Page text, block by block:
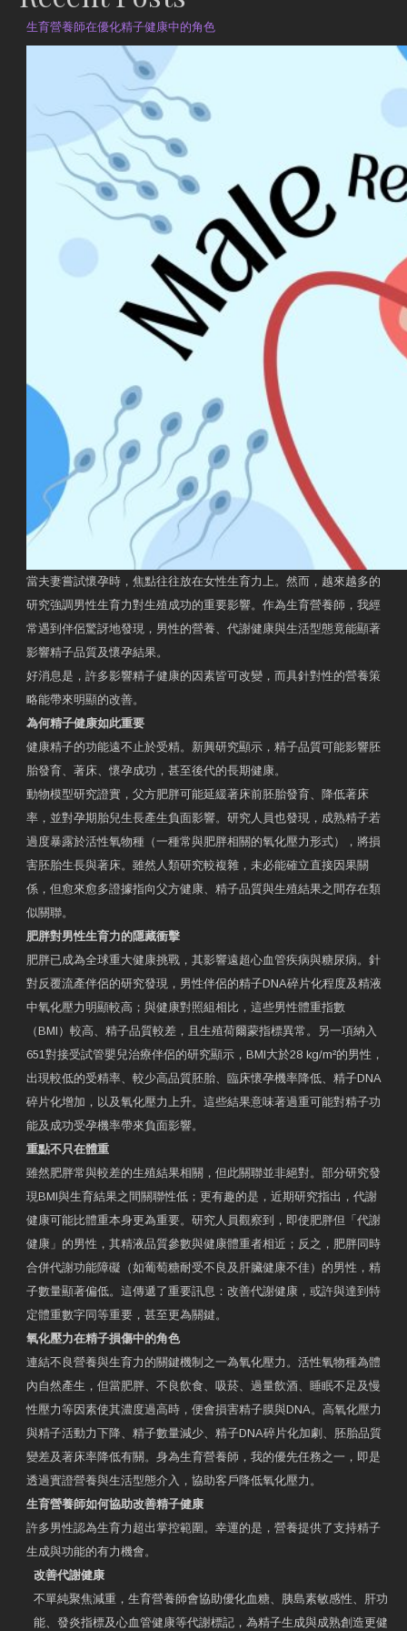
生育營養師在優化精子健康中的角色
當夫妻嘗試懷孕時，焦點往往放在女性生育力上。然而，越來越多的
研究強調男性生育力對生殖成功的重要影響。作為生育營養師，我經
常遇到伴侶驚訝地發現，男性的營養、代謝健康與生活型態竟能顯著
影響精子品質及懷孕結果。
好消息是，許多影響精子健康的因素皆可改變，而具針對性的營養策
略能帶來明顯的改善。
為何精子健康如此重要
健康精子的功能遠不止於受精。新興研究顯示，精子品質可能影響胚
胎發育、著床、懷孕成功，甚至後代的長期健康。
動物模型研究證實，父方肥胖可能延緩著床前胚胎發育、降低著床
率，並對孕期胎兒生長產生負面影響。研究人員也發現，成熟精子若
過度暴露於活性氧物種（一種常與肥胖相關的氧化壓力形式），將損
害胚胎生長與著床。雖然人類研究較複雜，未必能確立直接因果關
係，但愈來愈多證據指向父方健康、精子品質與生殖結果之間存在類
似關聯。
肥胖對男性生育力的隱藏衝擊
肥胖已成為全球重大健康挑戰，其影響遠超心血管疾病與糖尿病。針
對反覆流產伴侶的研究發現，男性伴侶的精子DNA碎片化程度及精液
中氧化壓力明顯較高；與健康對照組相比，這些男性體重指數
（BMI）較高、精子品質較差，且生殖荷爾蒙指標異常。另一項納入
651對接受試管嬰兒治療伴侶的研究顯示，BMI大於28 kg/m²的男性，
出現較低的受精率、較少高品質胚胎、臨床懷孕機率降低、精子DNA
碎片化增加，以及氧化壓力上升。這些結果意味著過重可能對精子功
能及成功受孕機率帶來負面影響。
重點不只在體重
雖然肥胖常與較差的生殖結果相關，但此關聯並非絕對。部分研究發
現BMI與生育結果之間關聯性低；更有趣的是，近期研究指出，代謝
健康可能比體重本身更為重要。研究人員觀察到，即使肥胖但「代謝
健康」的男性，其精液品質參數與健康體重者相近；反之，肥胖同時
合併代謝功能障礙（如葡萄糖耐受不良及肝臟健康不佳）的男性，精
子數量顯著偏低。這傳遞了重要訊息：改善代謝健康，或許與達到特
定體重數字同等重要，甚至更為關鍵。
氧化壓力在精子損傷中的角色
連結不良營養與生育力的關鍵機制之一為氧化壓力。活性氧物種為體
內自然產生，但當肥胖、不良飲食、吸菸、過量飲酒、睡眠不足及慢
性壓力等因素使其濃度過高時，便會損害精子膜與DNA。高氧化壓力
與精子活動力下降、精子數量減少、精子DNA碎片化加劇、胚胎品質
變差及著床率降低有關。身為生育營養師，我的優先任務之一，即是
透過實證營養與生活型態介入，協助客戶降低氧化壓力。
生育營養師如何協助改善精子健康
許多男性認為生育力超出掌控範圍。幸運的是，營養提供了支持精子
生成與功能的有力機會。
改善代謝健康
不單純聚焦減重，生育營養師會協助優化血糖、胰島素敏感性、肝功
能、發炎指標及心血管健康等代謝標記，為精子生成與成熟創造更健